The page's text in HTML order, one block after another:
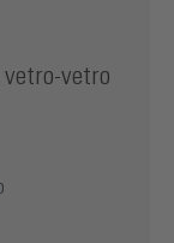
vetro-vetro